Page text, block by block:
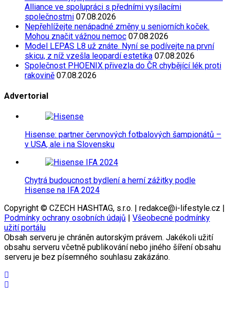
Alliance ve spolupráci s předními vysílacími
společnostmi 07.08.2026
Nepřehlížejte nenápadné změny u seniorních koček.
Mohou značit vážnou nemoc 07.08.2026
Model LEPAS L8 už znáte. Nyní se podívejte na první
skicu, z níž vzešla leopardí estetika 07.08.2026
Společnost PHOENIX přivezla do ČR chybějící lék proti
rakovině 07.08.2026
Advertorial
Hisense: partner červnových fotbalových šampionátů –
v USA, ale i na Slovensku
Chytrá budoucnost bydlení a herní zážitky podle
Hisense na IFA 2024
Copyright © CZECH HASHTAG, s.r.o. | redakce@i-lifestyle.cz |
Podmínky ochrany osobních údajů
Všeobecné podmínky
užití portálu
Obsah serveru je chráněn autorským právem. Jakékoli užití
obsahu serveru včetně publikování nebo jiného šíření obsahu
serveru je bez písemného souhlasu zakázáno.